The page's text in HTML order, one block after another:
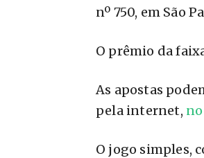
nº 750, em São
O prêmio da
As apostas
pela internet,
O jogo simples,